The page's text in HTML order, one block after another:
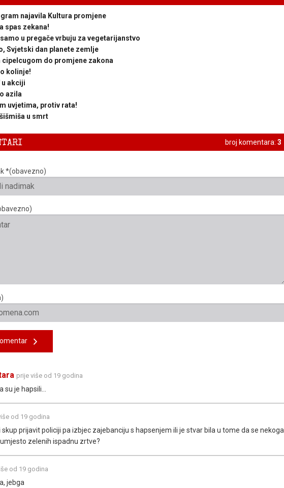
najavila Kultura promjene
spas zekana!
u pregače vrbuju za vegetarijanstvo
Svjetski dan planete zemlje
cipelcugom do promjene zakona
kolinje!
u akciji
azila
uvjetima, protiv rata!
u smrt
broj komentara: 3
*(obavezno)
prije više od 19 godina
su je hapsili...
od 19 godina
skup prijavit policiji pa izbjec zajebanciju s hapsenjem ili je stvar bila u tome da se nekoga
zelenih ispadnu zrtve?
od 19 godina
jebga